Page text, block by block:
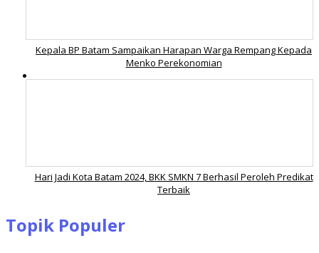
Kepala BP Batam Sampaikan Harapan Warga Rempang Kepada
Menko Perekonomian
Hari Jadi Kota Batam 2024, BKK SMKN 7 Berhasil Peroleh Predikat
Terbaik
Topik Populer